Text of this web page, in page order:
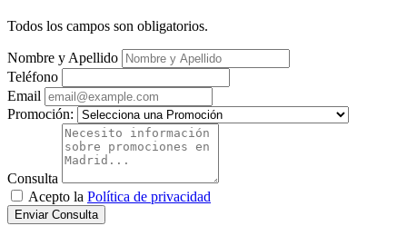
Todos los campos son obligatorios.
Nombre y Apellido
Teléfono
Email
Promoción:
Consulta
Acepto la Política de privacidad
Enviar Consulta